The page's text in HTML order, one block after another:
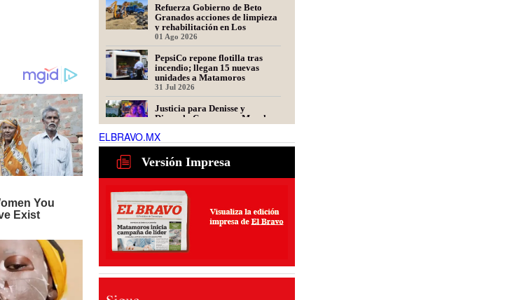
Refuerza Gobierno de Beto
Granados acciones de limpieza
y rehabilitación en Los
Presidentes
01 Ago 2026
PepsiCo repone flotilla tras
incendio; llegan 15 nuevas
unidades a Matamoros
31 Jul 2026
Justicia para Denisse y
Dinorah: Convocan a Marcha
Asesinadas
31 Jul 2026
Tamaulipas alista nuevo plan
para recuperar exportaciones
de ganado
ELBRAVO.MX
Versión Impresa